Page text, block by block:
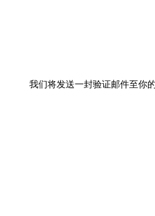
我们将发送一封验证邮件至你